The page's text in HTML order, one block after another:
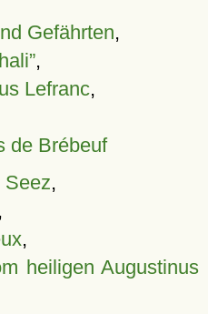
Gefährten,
,
Lefranc,
de Brébeuf
Seez,
,
,
heiligen Augustinus